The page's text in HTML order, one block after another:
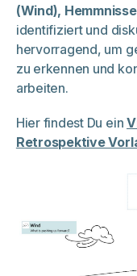
(Wind),
identifiziert und
hervorragend, um
zu erkennen und
arbeiten.
Hier findest Du ein
Retrospektive